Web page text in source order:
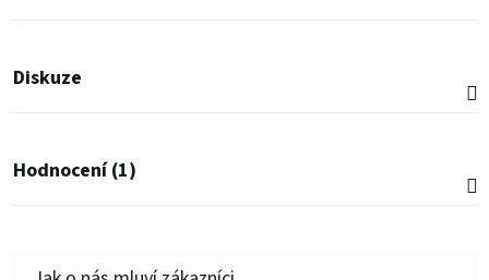
hvězdiček.
Diskuze
Hodnocení (1)